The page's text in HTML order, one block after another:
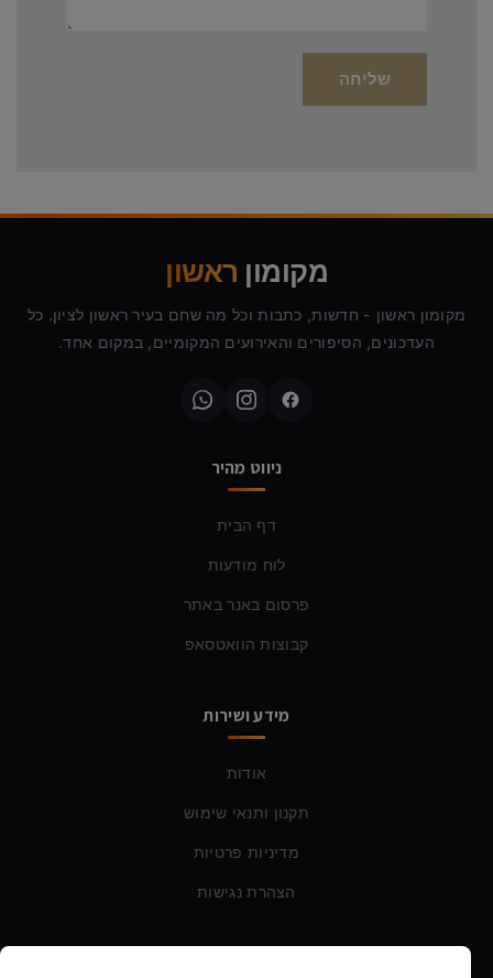
מקומון ראשון
מקומון ראשון - חדשות, כתבות וכל מה שחם בעיר ראשון לציון. כל
העדכונים, הסיפורים והאירועים המקומיים, במקום אחד.
ניווט מהיר
דף הבית
לוח מודעות
פרסום באנר באתר
קבוצות הוואטסאפ
מידע ושירות
אודות
תקנון ותנאי שימוש
מדיניות פרטיות
הצהרת נגישות